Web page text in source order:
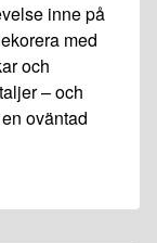
inne på
med
och
– och
oväntad